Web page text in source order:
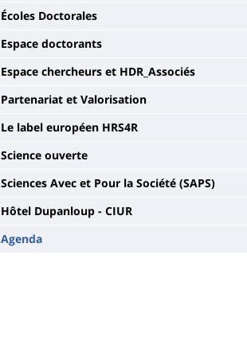
Écoles Doctorales
Espace doctorants
Espace chercheurs et HDR_Associés
Partenariat et Valorisation
Le label européen HRS4R
Science ouverte
Sciences Avec et Pour la Société (SAPS)
Hôtel Dupanloup - CIUR
Agenda